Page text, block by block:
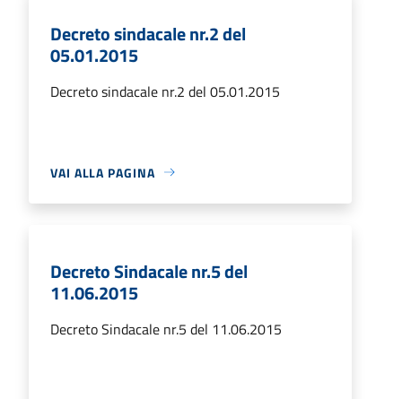
Decreto sindacale nr.2 del
05.01.2015
Decreto sindacale nr.2 del 05.01.2015
VAI ALLA PAGINA
Decreto Sindacale nr.5 del
11.06.2015
Decreto Sindacale nr.5 del 11.06.2015